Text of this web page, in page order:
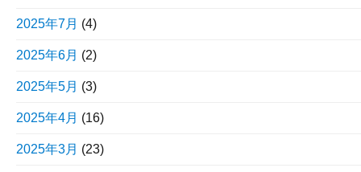
2025年7月 (4)
2025年6月 (2)
2025年5月 (3)
2025年4月 (16)
2025年3月 (23)